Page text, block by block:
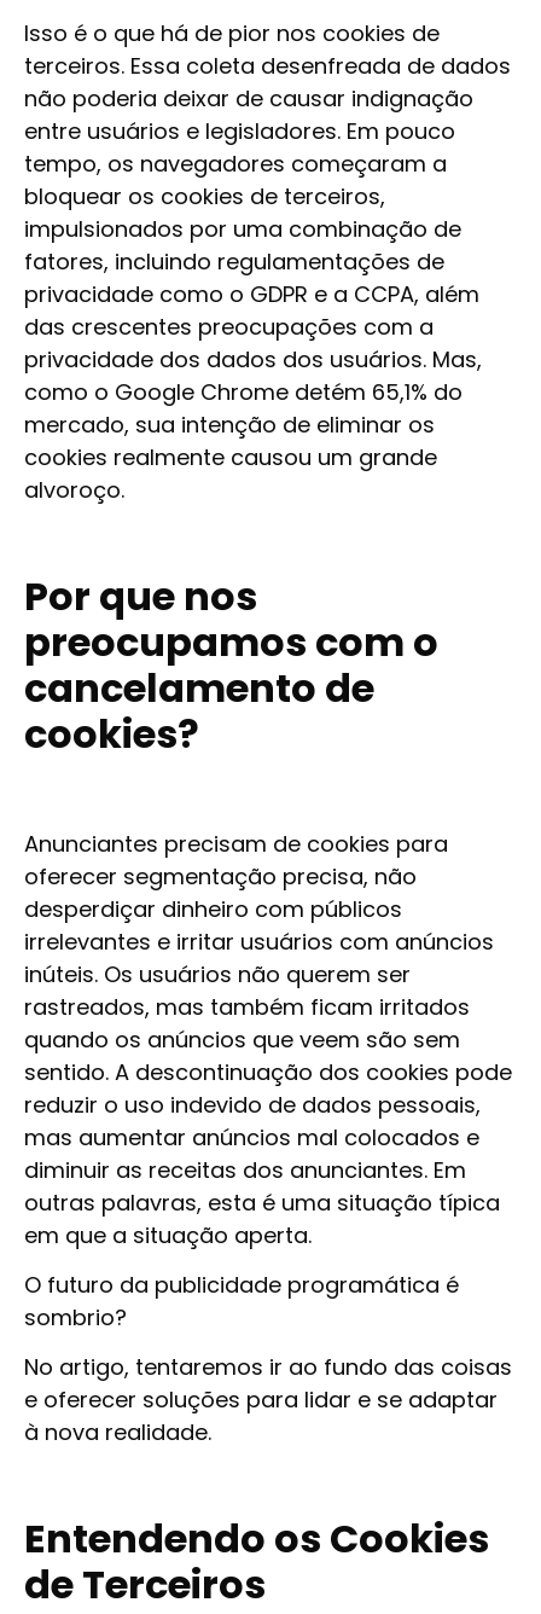
Isso é o que há de pior nos cookies de
terceiros. Essa coleta desenfreada de dados
não poderia deixar de causar indignação
entre usuários e legisladores. Em pouco
tempo, os navegadores começaram a
bloquear os cookies de terceiros,
impulsionados por uma combinação de
fatores, incluindo regulamentações de
privacidade como o GDPR e a CCPA, além
das crescentes preocupações com a
privacidade dos dados dos usuários. Mas,
como o Google Chrome detém 65,1% do
mercado, sua intenção de eliminar os
cookies realmente causou um grande
alvoroço.
Por que nos
preocupamos com o
cancelamento de
cookies?
Anunciantes precisam de cookies para
oferecer segmentação precisa, não
desperdiçar dinheiro com públicos
irrelevantes e irritar usuários com anúncios
inúteis. Os usuários não querem ser
rastreados, mas também ficam irritados
quando os anúncios que veem são sem
sentido. A descontinuação dos cookies pode
reduzir o uso indevido de dados pessoais,
mas aumentar anúncios mal colocados e
diminuir as receitas dos anunciantes. Em
outras palavras, esta é uma situação típica
em que a situação aperta.
O futuro da publicidade programática é
sombrio?
No artigo, tentaremos ir ao fundo das coisas
e oferecer soluções para lidar e se adaptar
à nova realidade.
Entendendo os Cookies
de Terceiros